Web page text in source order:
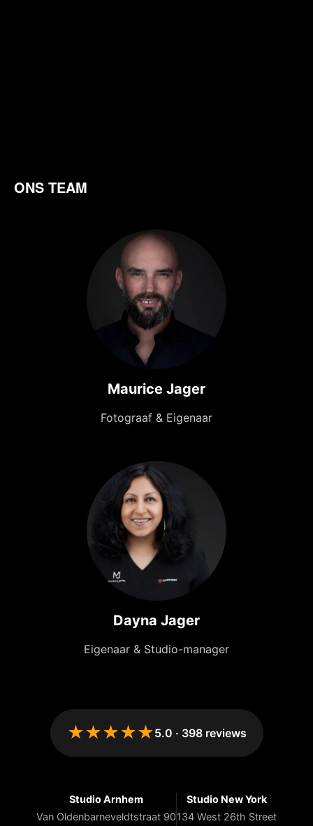
ONS TEAM
Maurice Jager
Fotograaf & Eigenaar
Dayna Jager
Eigenaar & Studio-manager
★★★★★5.0 · 398reviews
Studio Arnhem
Van Oldenbarneveldtstraat 90
Studio New York
134 West 26th Street